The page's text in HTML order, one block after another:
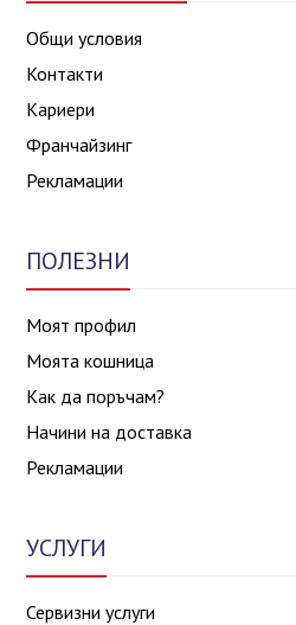
Общи условия
Контакти
Кариери
Франчайзинг
Рекламации
ПОЛЕЗНИ
Моят профил
Моята кошница
Как да поръчам?
Начини на доставка
Рекламации
УСЛУГИ
Сервизни услуги